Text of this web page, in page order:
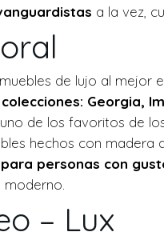
a la vez,
de lujo al mejor
Georgia,
de los favoritos de
hechos con
personas con
– Lux